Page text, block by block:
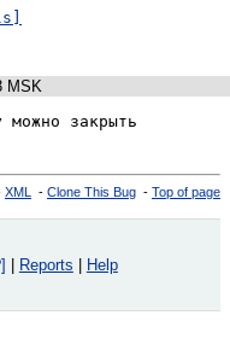
MSK
можно закрыть
XML - Clone This Bug - Top of page
Reports
Help